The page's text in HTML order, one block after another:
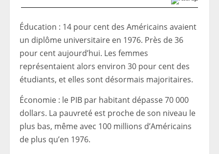
Éducation : 14 pour cent des Américains avaient
un diplôme universitaire en 1976. Près de 36
pour cent aujourd’hui. Les femmes
représentaient alors environ 30 pour cent des
étudiants, et elles sont désormais majoritaires.
Économie : le PIB par habitant dépasse 70 000
dollars. La pauvreté est proche de son niveau le
plus bas, même avec 100 millions d’Américains
de plus qu’en 1976.